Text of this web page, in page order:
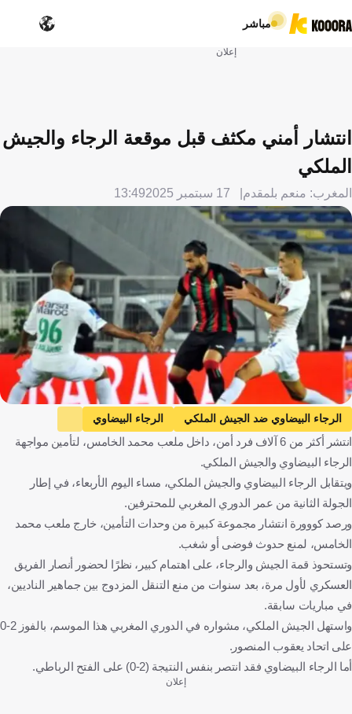
مباشر
إعلان
انتشار أمني مكثف قبل موقعة الرجاء والجيش
الملكي
المغرب: منعم بلمقدم 17 سبتمبر 2025 13:49
الرجاء البيضاوي ضد الجيش الملكي
الرجاء البيضاوي
الجيش الملكي
الدوري المغربي الممتاز المغرب كرة قدم
انتشر أكثر من 6 آلاف فرد أمن، داخل ملعب محمد الخامس، لتأمين مواجهة
الرجاء البيضاوي والجيش الملكي.
ويتقابل الرجاء البيضاوي والجيش الملكي، مساء اليوم الأربعاء، في إطار
الجولة الثانية من عمر الدوري المغربي للمحترفين.
ورصد كووورة انتشار مجموعة كبيرة من وحدات التأمين، خارج ملعب محمد
الخامس، لمنع حدوث فوضى أو شغب.
وتستحوذ قمة الجيش والرجاء، على اهتمام كبير، نظرًا لحضور أنصار الفريق
العسكري لأول مرة، بعد سنوات من منع التنقل المزدوج بين جماهير الناديين،
في مباريات سابقة.
واستهل الجيش الملكي، مشواره في الدوري المغربي هذا الموسم، بالفوز 2-0
على اتحاد يعقوب المنصور.
أما الرجاء البيضاوي فقد انتصر بنفس النتيجة (2-0) على الفتح الرباطي.
إعلان